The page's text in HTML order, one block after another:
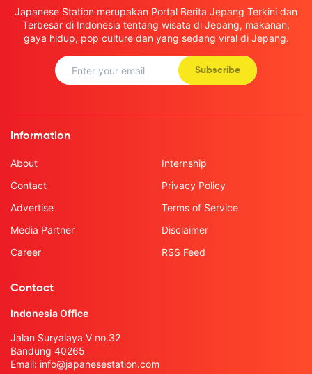
Japanese Station merupakan Portal Berita Jepang Terkini dan
Terbesar di Indonesia tentang wisata di Jepang, makanan,
gaya hidup, pop culture dan yang sedang viral di Jepang.
Subscribe
Information
About
Contact
Advertise
Media Partner
Career
Internship
Privacy Policy
Terms of Service
Disclaimer
RSS Feed
Contact
Indonesia Office
Jalan Suryalaya V no.32
Bandung 40265
Email: info@japanesestation.com